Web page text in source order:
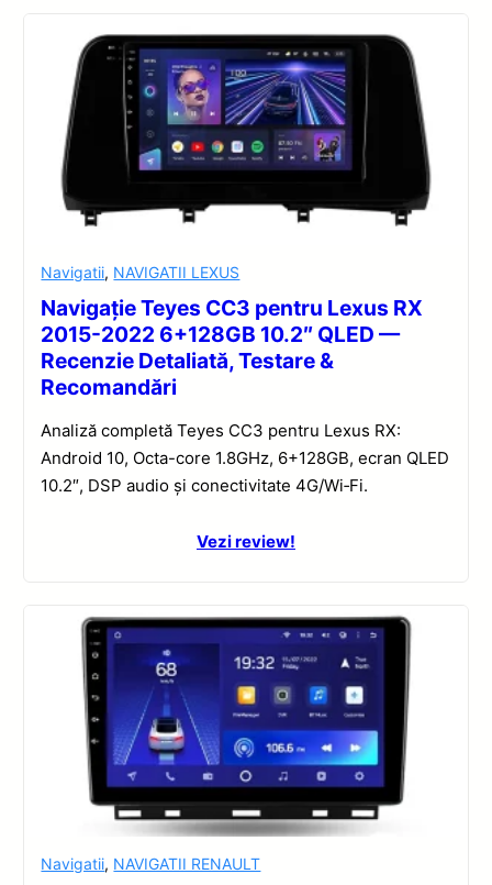
Navigatii, NAVIGATII LEXUS
Navigație Teyes CC3 pentru Lexus RX
2015-2022 6+128GB 10.2″ QLED —
Recenzie Detaliată, Testare &
Recomandări
Analiză completă Teyes CC3 pentru Lexus RX:
Android 10, Octa-core 1.8GHz, 6+128GB, ecran QLED
10.2″, DSP audio și conectivitate 4G/Wi‑Fi.
Vezi review!
Navigatii, NAVIGATII RENAULT